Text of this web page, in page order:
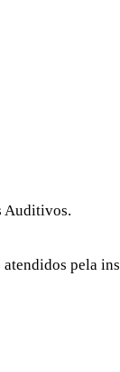
Auditivos.
pela